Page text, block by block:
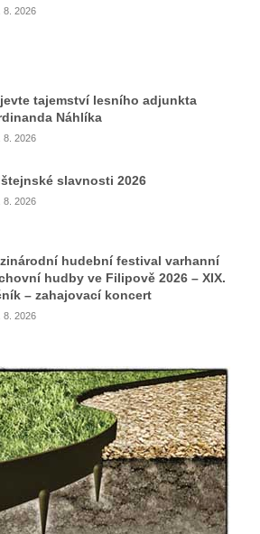
Neumanna
na buku svatého
na skále u cesty
Kamenice
Komenského na domě
v Sadech
Tierpark Chemnitz
v Tierpark Chemnitz
Chemnitz
Leipzig
v ZOO Leipzig
Leipzig
Leipzig
Leipzig
Schneidera v ZOO
8. 2026
tajemství lesního adjunkta
Náhlíka
8. 2026
slavnosti 2026
8. 2026
hudební festival varhanní
hudby ve Filipově 2026 – XIX.
– zahajovací koncert
8. 2026